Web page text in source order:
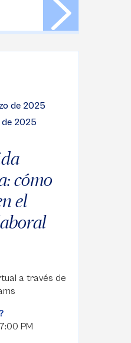
de 2025
de 2025
cómo
el
a través de
PM